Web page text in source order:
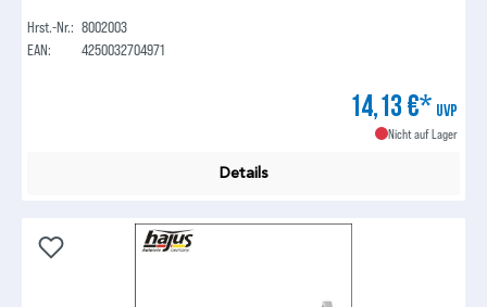
Hrst.-Nr.: 8002003
EAN:
4250032704971
14,13 €* UVP
Nicht auf Lager
Details